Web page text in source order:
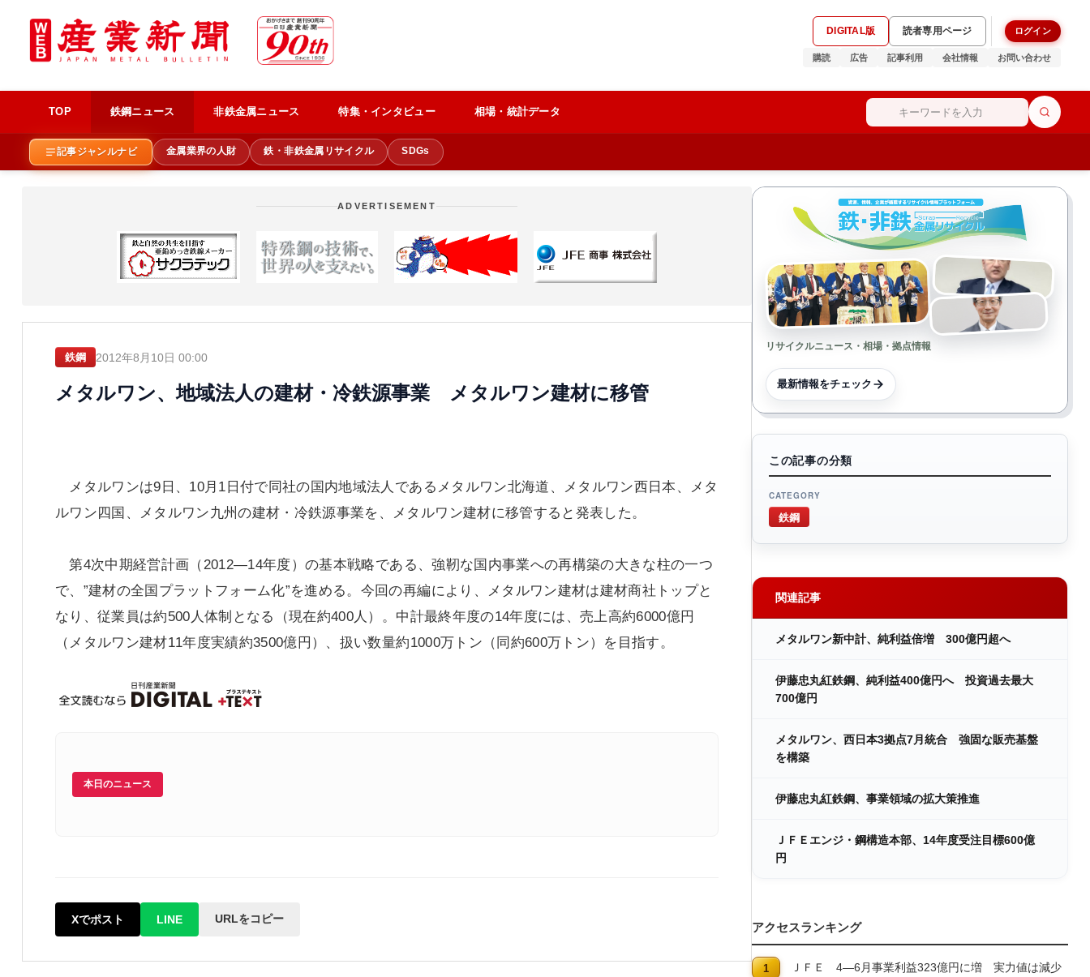
DIGITAL版 読者専用ページ ログイン
購読 広告 記事利用 会社情報 お問い合わせ
TOP 鉄鋼ニュース 非鉄金属ニュース 特集・インタビュー 相場・統計データ
記事ジャンルナビ 金属業界の人財 鉄・非鉄金属リサイクル SDGs
ADVERTISEMENT
鉄鋼 2012年8月10日 00:00
メタルワン、地域法人の建材・冷鉄源事業 メタルワン建材に移管
メタルワンは9日、10月1日付で同社の国内地域法人であるメタルワン北海道、メタルワン西日本、メタ
ルワン四国、メタルワン九州の建材・冷鉄源事業を、メタルワン建材に移管すると発表した。
第4次中期経営計画（2012―14年度）の基本戦略である、強靭な国内事業への再構築の大きな柱の一つ
で、”建材の全国プラットフォーム化”を進める。今回の再編により、メタルワン建材は建材商社トップと
なり、従業員は約500人体制となる（現在約400人）。中計最終年度の14年度には、売上高約6000億円
（メタルワン建材11年度実績約3500億円）、扱い数量約1000万トン（同約600万トン）を目指す。
本日のニュース
Xでポスト LINE URLをコピー
リサイクルニュース・相場・拠点情報
最新情報をチェック
この記事の分類
CATEGORY
鉄鋼
関連記事
メタルワン新中計、純利益倍増 300億円超へ
伊藤忠丸紅鉄鋼、純利益400億円へ 投資過去最大
700億円
メタルワン、西日本3拠点7月統合 強固な販売基盤
を構築
伊藤忠丸紅鉄鋼、事業領域の拡大策推進
ＪＦＥエンジ・鋼構造本部、14年度受注目標600億
円
アクセスランキング
ＪＦＥ 4―6月事業利益323億円に増 実力値は減少